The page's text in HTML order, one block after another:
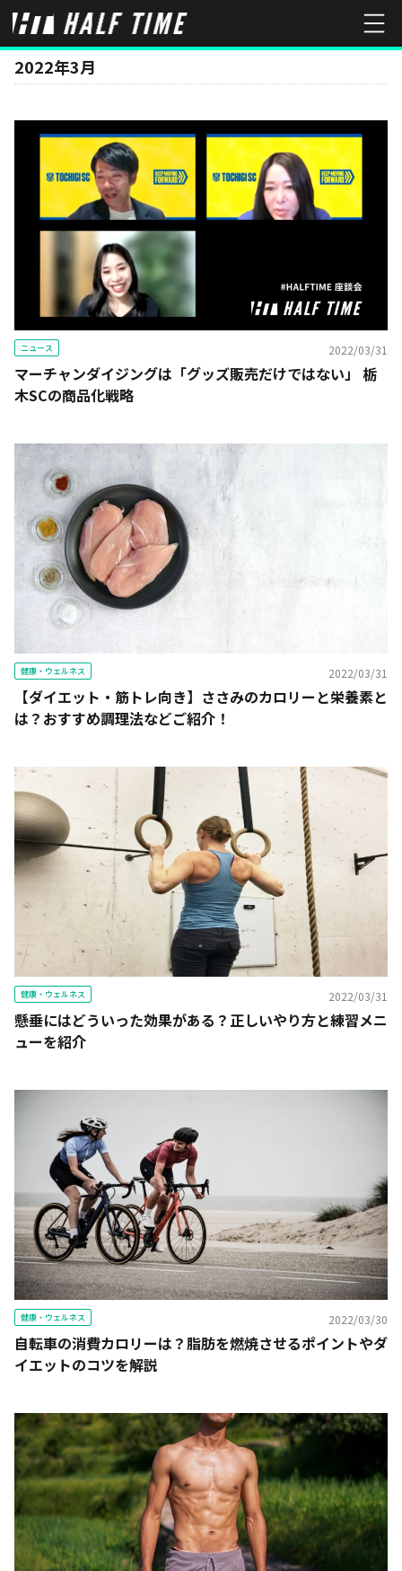
2022年3月
ニュース 2022/03/31
マーチャンダイジングは「グッズ販売だけではない」 栃
木SCの商品化戦略
健康・ウェルネス 2022/03/31
【ダイエット・筋トレ向き】ささみのカロリーと栄養素と
は？おすすめ調理法などご紹介！
健康・ウェルネス 2022/03/31
懸垂にはどういった効果がある？正しいやり方と練習メニ
ューを紹介
健康・ウェルネス 2022/03/30
自転車の消費カロリーは？脂肪を燃焼させるポイントやダ
イエットのコツを解説